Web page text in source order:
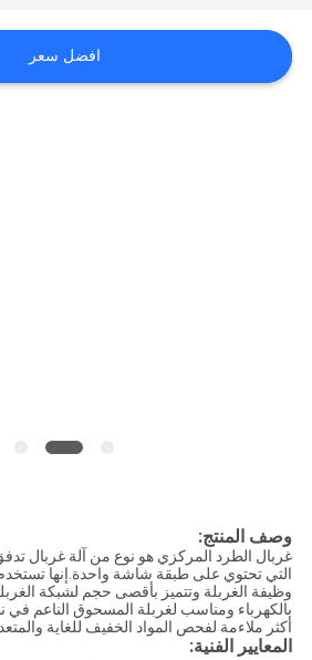
اقتباس
افضل سعر
وصف المنتج:
غربال الطرد المركزي هو نوع من آلة غربال
التي تحتوي على طبقة شاشة واحدة.إنها
أكثر ملاءمة لفحص المواد الخفيف للغاية
المعايير الفنية: